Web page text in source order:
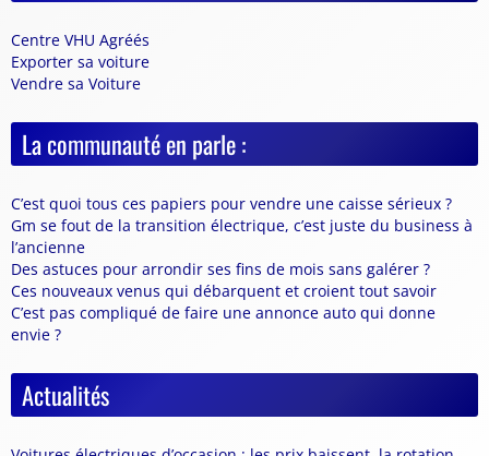
Centre VHU Agréés
Exporter sa voiture
Vendre sa Voiture
La communauté en parle :
C’est quoi tous ces papiers pour vendre une caisse sérieux ?
Gm se fout de la transition électrique, c’est juste du business à
l’ancienne
Des astuces pour arrondir ses fins de mois sans galérer ?
Ces nouveaux venus qui débarquent et croient tout savoir
C’est pas compliqué de faire une annonce auto qui donne
envie ?
Actualités